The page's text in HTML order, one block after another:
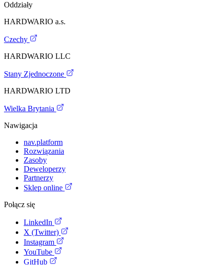
Oddziały
HARDWARIO a.s.
Czechy
HARDWARIO LLC
Stany Zjednoczone
HARDWARIO LTD
Wielka Brytania
Nawigacja
nav.platform
Rozwiązania
Zasoby
Deweloperzy
Partnerzy
Sklep online
Połącz się
LinkedIn
X (Twitter)
Instagram
YouTube
GitHub